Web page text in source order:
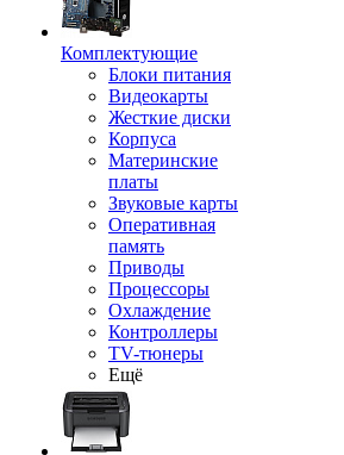
Комплектующие
Блоки питания
Видеокарты
Жесткие диски
Корпуса
Материнские
платы
Звуковые карты
Оперативная
память
Приводы
Процессоры
Охлаждение
Контроллеры
TV-тюнеры
Ещё